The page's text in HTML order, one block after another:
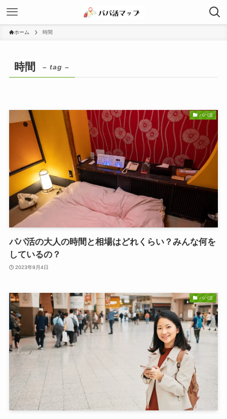
ホーム 時間
時間 – tag –
パパ活
パパ活の大人の時間と相場はどれくらい？みんな何を
しているの？
2023年9月4日
パパ活